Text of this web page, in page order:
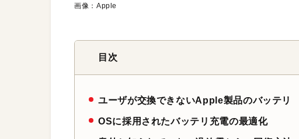
画像：Apple
目次
ユーザが交換できないApple製品のバッテリ
OSに採用されたバッテリ充電の最適化